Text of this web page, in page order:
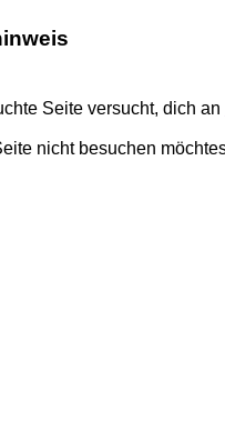
Seite versucht, dich an
nicht besuchen